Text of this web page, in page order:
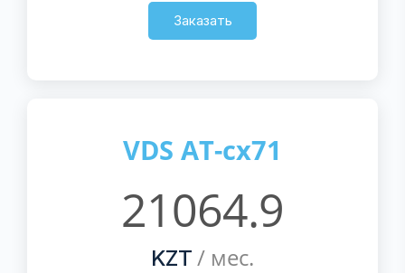
Заказать
VDS AT-cx71
21064.9
KZT / мес.